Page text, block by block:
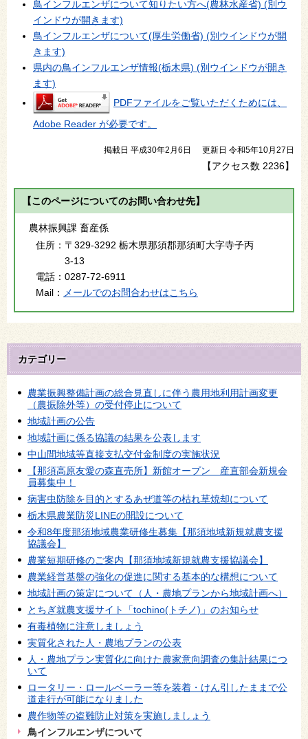
鳥インフルエンザについて知りたい方へ(農林水産省) (別ウ
インドウが開きます)
鳥インフルエンザについて(厚生労働省) (別ウインドウが開
きます)
県内の鳥インフルエンザ情報(栃木県) (別ウインドウが開き
ます)
PDFファイルをご覧いただくためには、
Adobe Reader が必要です。
掲載日 平成30年2月6日 更新日 令和5年10月27日
【アクセス数 2236】
【このページについてのお問い合わせ先】
農林振興課 畜産係
住所： 〒329-3292 栃木県那須郡那須町大字寺子丙
3-13
電話： 0287-72-6911
Mail：
メールでのお問合わせはこちら
カテゴリー
農業振興整備計画の総合見直しに伴う農用地利用計画変更
（農振除外等）の受付停止について
地域計画の公告
地域計画に係る協議の結果を公表します
中山間地域等直接支払交付金制度の実施状況
【那須高原友愛の森直売所】新館オープン 産直部会新規会
員募集中！
病害虫防除を目的とするあぜ道等の枯れ草焼却について
栃木県農業防災LINEの開設について
令和8年度那須地域農業研修生募集【那須地域新規就農支援
協議会】
農業短期研修のご案内【那須地域新規就農支援協議会】
農業経営基盤の強化の促進に関する基本的な構想について
地域計画の策定について（人・農地プランから地域計画へ）
とちぎ就農支援サイト「tochino(トチノ)」のお知らせ
有毒植物に注意しましょう
実質化された人・農地プランの公表
人・農地プラン実質化に向けた農家意向調査の集計結果につ
いて
ロータリー・ロールベーラー等を装着・けん引したままで公
道走行が可能になりました
農作物等の盗難防止対策を実施しましょう
鳥インフルエンザについて